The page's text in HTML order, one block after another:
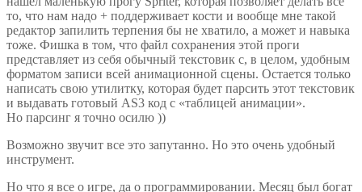
то, что нам надо + поддерживает кости и вообще мне такой
редактор запилить терпения бы не хватило, а может и навыка
тоже. Фишка в том, что файл сохранения этой проги
представляет из себя обычный текстовик с, в целом, удобным
форматом записи всей анимационной сцены. Остается только
написать свою утилитку, которая будет парсить этот текстовик
и выдавать готовый AS3 код с «таблицей анимации».
Но парсинг я точно осилю ))
Возможно звучит все это запутанно. Но это очень удобный
инструмент.
Но что я все о игре, да о программировании. Месяц был богат